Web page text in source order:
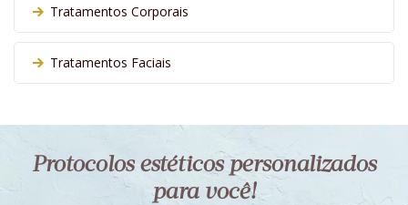
Tratamentos Corporais
Tratamentos Faciais
Protocolos estéticos personalizados
para você!